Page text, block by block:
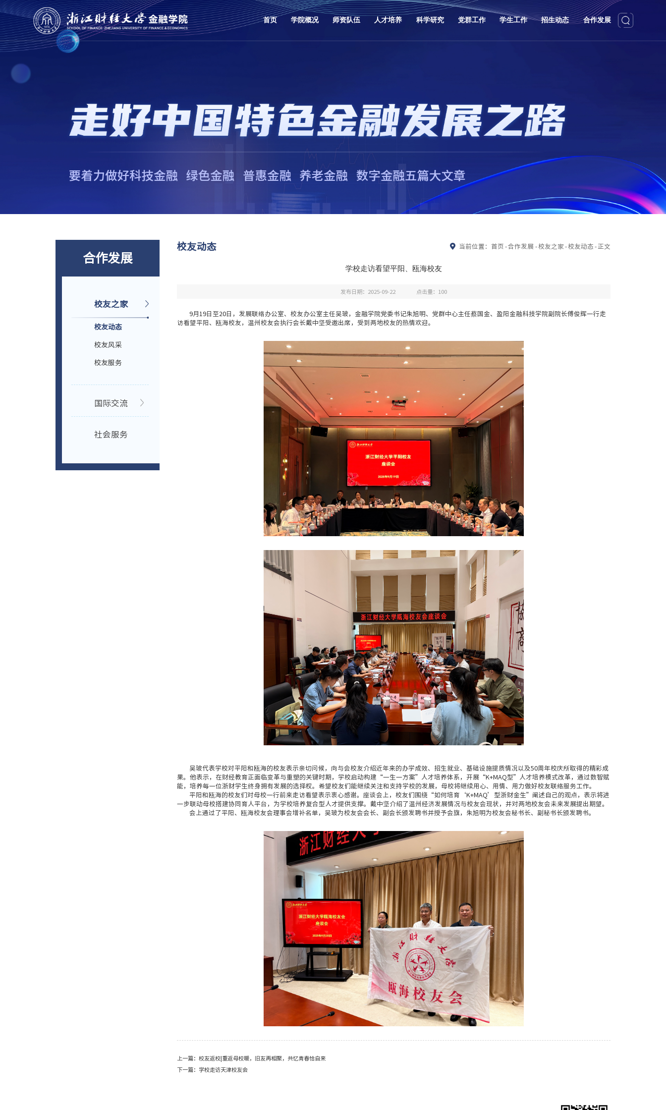
首页 学院概况 师资队伍 人才培养 科学研究 党群工作 学生工作 招生动态 合作发展
合作发展
校友之家
校友动态
校友风采
校友服务
国际交流
社会服务
校友动态 当前位置：首页-合作发展-校友之家-校友动态-正文
学校走访看望平阳、瓯海校友
发布日期：2025-09-22 点击量： 100
9月19日至20日，发展联络办公室、校友办公室主任吴玻，金融学院党委书记朱旭明、党群中心主任蔡国金、盈阳金融科技学院副院长傅俊辉一行走
访看望平阳、瓯海校友，温州校友会执行会长戴中坚受邀出席，受到两地校友的热情欢迎。
吴玻代表学校对平阳和瓯海的校友表示亲切问候，向与会校友介绍近年来的办学成效、招生就业、基础设施提质情况以及50周年校庆所取得的精彩成
果。他表示，在财经教育正面临变革与重塑的关键时期，学校启动构建“一生一方案”人才培养体系，开展“K+MAQ型”人才培养模式改革，通过数智赋
能，培养每一位浙财学生终身拥有发展的选择权。希望校友们能继续关注和支持学校的发展，母校将继续用心、用情、用力做好校友联络服务工作。
平阳和瓯海的校友们对母校一行前来走访看望表示衷心感谢。座谈会上，校友们围绕“如何培育‘K+MAQ’型浙财金生”阐述自己的观点，表示将进
一步联动母校搭建协同育人平台，为学校培养复合型人才提供支撑。戴中坚介绍了温州经济发展情况与校友会现状，并对两地校友会未来发展提出期望。
会上通过了平阳、瓯海校友会理事会增补名单，吴玻为校友会会长、副会长颁发聘书并授予会旗，朱旭明为校友会秘书长、副秘书长颁发聘书。
上一篇： 校友返校|重返母校暖，旧友再相聚，共忆青春恰自来
下一篇： 学校走访天津校友会